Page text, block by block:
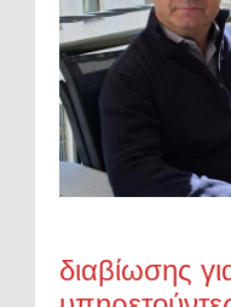
διαβίωσης